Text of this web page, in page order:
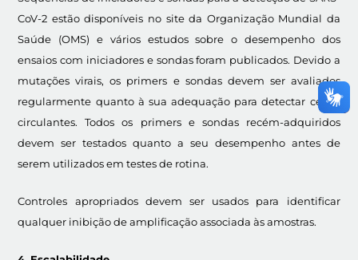
CoV-2 estão disponíveis no site da Organização Mundial da
Saúde (OMS) e vários estudos sobre o desempenho dos
ensaios com iniciadores e sondas foram publicados. Devido a
mutações virais, os primers e sondas devem ser avaliados
regularmente quanto à sua adequação para detectar cepas
circulantes. Todos os primers e sondas recém-adquiridos
devem ser testados quanto a seu desempenho antes de
serem utilizados em testes de rotina.
Controles apropriados devem ser usados para identificar
qualquer inibição de amplificação associada às amostras.